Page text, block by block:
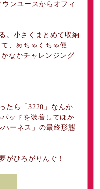
ンユースからオフィ
。小さくまとめて収納
、めちゃくちゃ便
なかチャレンジング
たら「3220」なんか
ッドを装着してほか
ーネス」の最終形態
ひろがりんぐ！